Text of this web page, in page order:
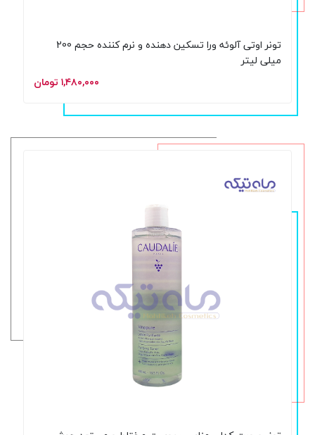
تونر اوتی آلوئه ورا تسکین دهنده و نرم کننده حجم 200
میلی لیتر
۱,۴۸۰,۰۰۰ تومان